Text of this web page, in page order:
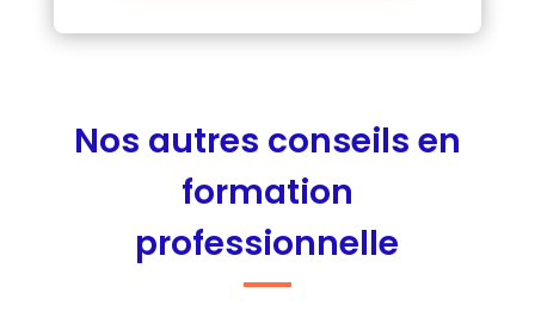
Nos autres conseils en
formation
professionnelle